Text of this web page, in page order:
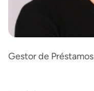
Gestor de Préstamos